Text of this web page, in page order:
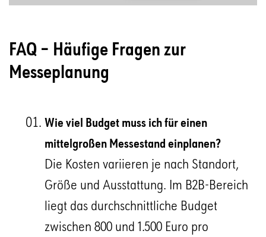
FAQ – Häufige Fragen zur
Messeplanung
Wie viel Budget muss ich für einen
mittelgroßen Messestand einplanen?
Die Kosten variieren je nach Standort,
Größe und Ausstattung. Im B2B-Bereich
liegt das durchschnittliche Budget
zwischen 800 und 1.500 Euro pro